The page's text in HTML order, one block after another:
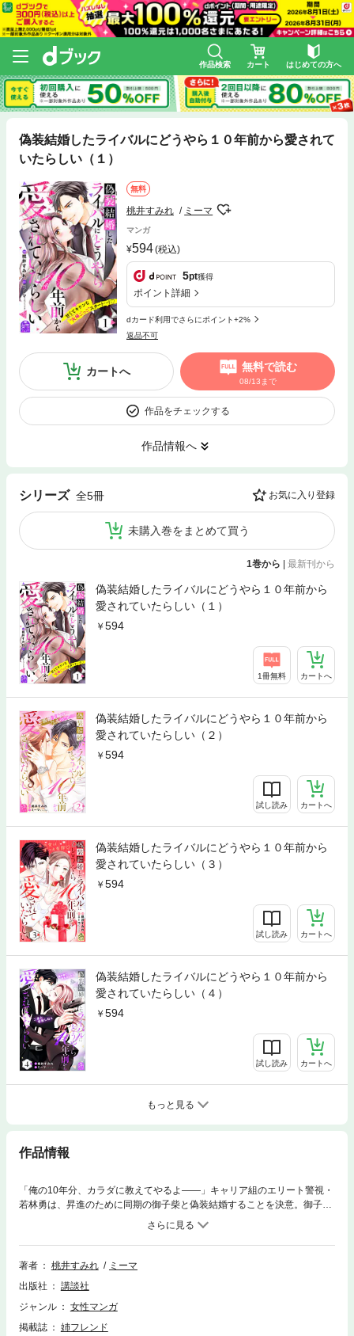
作品検索 カート はじめての方へ
偽装結婚したライバルにどうやら１０年前から愛されて
いたらしい（１）
無料
桃井すみれ ミーマ
マンガ
594(税込)
5pt獲得
ポイント詳細
dカード利用でさらにポイント+2%
返品不可
カートへ 無料で読む
08/13まで
作品をチェックする
作品情報へ
シリーズ 全5冊 お気に入り登録
未購入巻をまとめて買う
1巻から 最新刊から
偽装結婚したライバルにどうやら１０年前から
愛されていたらしい（１）
594
1冊無料 カートへ
偽装結婚したライバルにどうやら１０年前から
愛されていたらしい（２）
594
試し読み カートへ
偽装結婚したライバルにどうやら１０年前から
愛されていたらしい（３）
594
試し読み カートへ
偽装結婚したライバルにどうやら１０年前から
愛されていたらしい（４）
594
試し読み カートへ
もっと見る
作品情報
「俺の10年分、カラダに教えてやるよ――」キャリア組のエリート警視・
若林勇は、昇進のために同期の御子柴と偽装結婚することを決意。御子柴
はただの同期でライバル。そう思っていたのに、御子柴は「若林がずっと
好きだった」と告白＆若林を押し倒し――！？ 10年分の愛は、トロけち
ゃうほど甘くて濃厚。不器用エリート女子×ちょっとツンデレな一途男子
の純愛エロきゅんラブ１巻。
著者 桃井すみれ
ミーマ
出版社
講談社
ジャンル
女性マンガ
掲載誌
姉フレンド